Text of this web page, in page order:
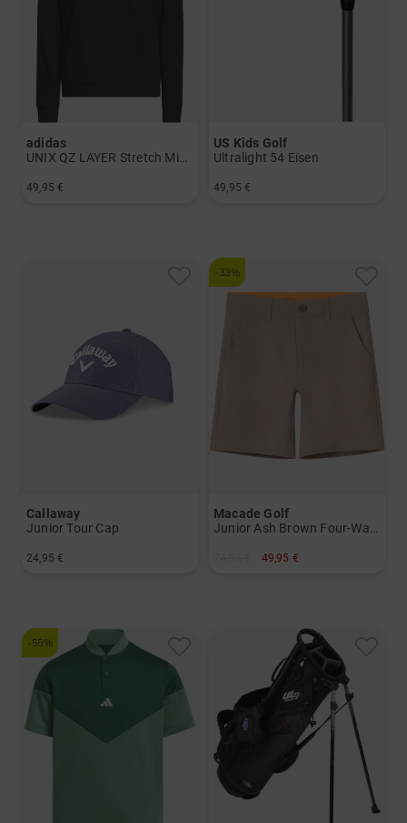
adidas
UNIX QZ LAYER Stretch Midlayer
49,95 €
US Kids Golf
Ultralight 54 Eisen
49,95 €
Callaway
Junior Tour Cap
24,95 €
-33%
Macade Golf
49,95 €
-55%